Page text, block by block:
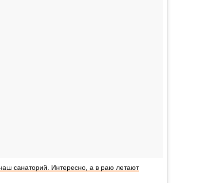
санаторий. Интересно, а в раю летают